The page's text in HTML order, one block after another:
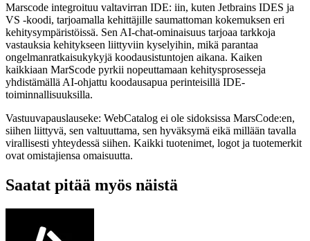
Marscode integroituu valtavirran IDE: iin, kuten Jetbrains IDES ja
VS -koodi, tarjoamalla kehittäjille saumattoman kokemuksen eri
kehitysympäristöissä. Sen AI-chat-ominaisuus tarjoaa tarkkoja
vastauksia kehitykseen liittyviin kyselyihin, mikä parantaa
ongelmanratkaisukykyjä koodausistuntojen aikana. Kaiken
kaikkiaan MarScode pyrkii nopeuttamaan kehitysprosesseja
yhdistämällä AI-ohjattu koodausapua perinteisillä IDE-
toiminnallisuuksilla.
Vastuuvapauslauseke: WebCatalog ei ole sidoksissa MarsCode:en,
siihen liittyvä, sen valtuuttama, sen hyväksymä eikä millään tavalla
virallisesti yhteydessä siihen. Kaikki tuotenimet, logot ja tuotemerkit
ovat omistajiensa omaisuutta.
Saatat pitää myös näistä